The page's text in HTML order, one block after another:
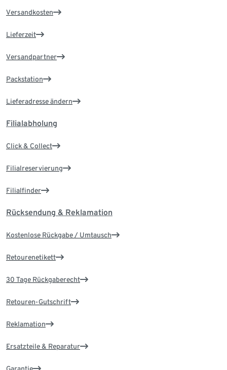
Versandkosten
Lieferzeit
Versandpartner
Packstation
Lieferadresse ändern
Filialabholung
Click & Collect
Filialreservierung
Filialfinder
Rücksendung & Reklamation
Kostenlose Rückgabe / Umtausch
Retourenetikett
30 Tage Rückgaberecht
Retouren-Gutschrift
Reklamation
Ersatzteile & Reparatur